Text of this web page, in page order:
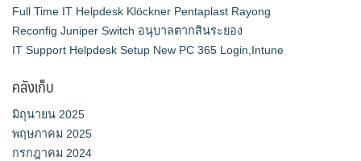
Full Time IT Helpdesk Klöckner Pentaplast Rayong
Reconfig Juniper Switch อนุบาลตากสินระยอง
IT Support Helpdesk Setup New PC 365 Login,Intune
คลังเก็บ
มิถุนายน 2025
พฤษภาคม 2025
กรกฎาคม 2024